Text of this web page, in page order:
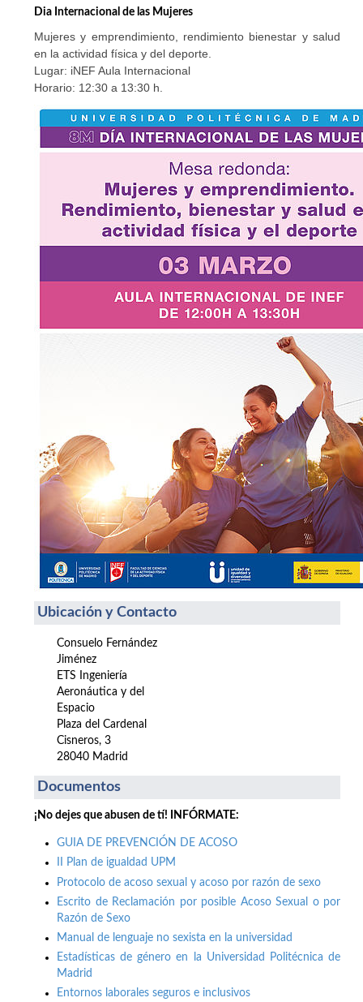
Dia Internacional de las Mujeres
Mujeres y emprendimiento, rendimiento bienestar y salud
en la actividad física y del deporte.
Lugar: iNEF Aula Internacional
Horario: 12:30 a 13:30 h.
Ubicación y Contacto
Consuelo Fernández
Jiménez
ETS Ingeniería
Aeronáutica y del
Espacio
Plaza del Cardenal
Cisneros, 3
28040 Madrid
Documentos
¡No dejes que abusen de tí! INFÓRMATE:
GUIA DE PREVENCIÓN DE ACOSO
II Plan de igualdad UPM
Protocolo de acoso sexual y acoso por razón de sexo
Escrito de Reclamación por posible Acoso Sexual o por
Razón de Sexo
Manual de lenguaje no sexista en la universidad
Estadísticas de género en la Universidad Politécnica de
Madrid
Entornos laborales seguros e inclusivos